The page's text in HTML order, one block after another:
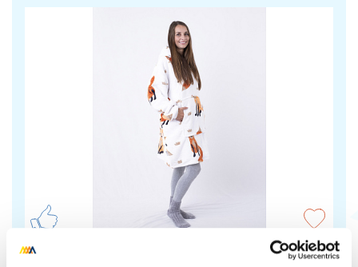
Beránková mikina mikroplyš – Lišky 02